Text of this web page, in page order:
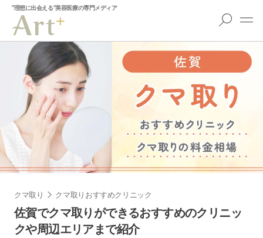
”理想に出会える”美容医療の専門メディア
クマ取り クマ取りおすすめクリニック
佐賀でクマ取りができるおすすめのクリニッ
クや周辺エリアまで紹介